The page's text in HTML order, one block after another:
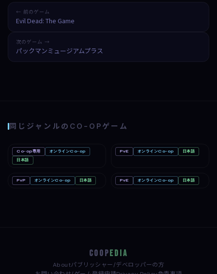
← 前のゲーム
Evil Dead: The Game
次のゲーム →
パックマンミュージアムプラス
同じジャンルのCO-OPゲーム
Big Walk
Co-op専用
オンラインCo-op
日本語
PC
どろぼうノーム
PvE オンラインCo-op 日本語
PC
めっちゃカメレオン
PvP オンラインCo-op 日本語 PC
Far Far West
PvE オンラインCo-op 日本語
COOP EDIA
Aboutパブリッシャー/デベロッパーの方